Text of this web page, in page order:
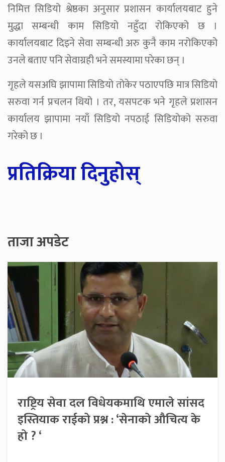
निमित्त सिडियो श्रेष्ठका अनुसार प्रशासन कार्यालयबाट हुने
मुद्धा सम्बन्धी काम सिडियो नहुँदा रोकिएको छ ।
कार्यालयबाट दिइने सेवा सम्बन्धी अरु कुनै काम नरोकिएको
उनले बताए पनि सेवाग्रही भने समस्यामा परेका छन् ।
गृहले यसअघि झापामा सिडियो तोकेर पठाएपछि मात्र सिडियो
सरुवा गर्न प्रचलन थियो । तर, यसपटक भने गृहले प्रशासन
कार्यालय झापामा नयाँ सिडियो नपठाई सिडियोको सरुवा
गरेको छ ।
प्रतिक्रिया दिनुहोस्
ताजा अपडेट
राष्ट्रिय सेवा दल विधेयकमाथि एमाले सांसद
इस्तियाक राईको प्रश्न : ‘सेनाको औचित्य के
हो ? ‘